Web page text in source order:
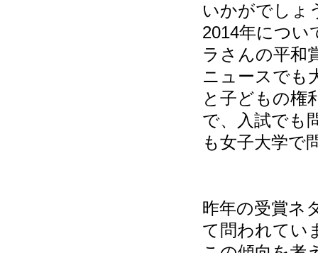
いかがでしょ
2014年につい
ラさんの平和
ニュースでも
と子どもの権
で、入試でも
も女子大学で
昨年の受賞ネ
て問われてい